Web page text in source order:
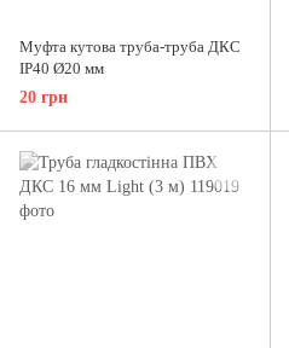
Муфта кутова труба-труба ДКС
IP40 Ø20 мм
20 грн